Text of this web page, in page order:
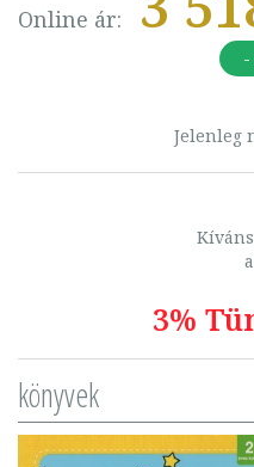
Online ár:
-
Jelenleg
3%
könyvek